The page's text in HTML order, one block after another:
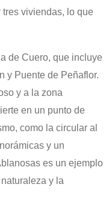
viviendas, lo que
de Cuero, que incluye
y Puente de Peñaflor.
y a la zona
en un punto de
como la circular al
y un
es un ejemplo
y la